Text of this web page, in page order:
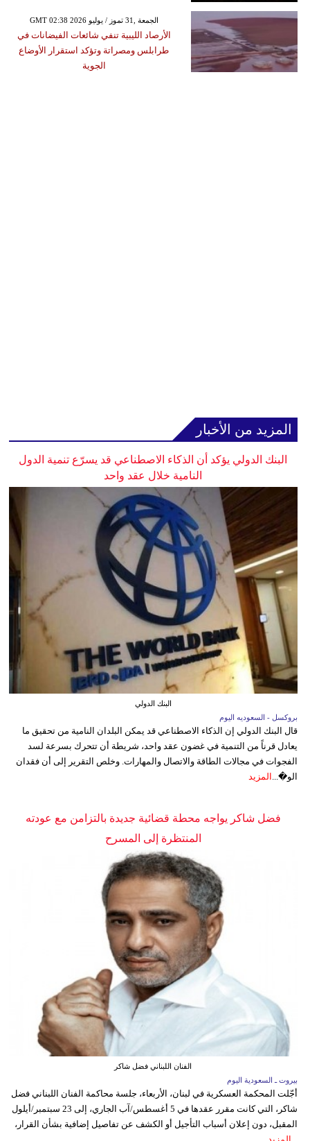
GMT 02:38 2026 الجمعة ,31 تموز / يوليو
الأرصاد الليبية تنفي شائعات الفيضانات في
طرابلس ومصراتة وتؤكد استقرار الأوضاع
الجوية
المزيد من الأخبار
البنك الدولي يؤكد أن الذكاء الاصطناعي قد يسرّع تنمية الدول
النامية خلال عقد واحد
البنك الدولي
بروكسل - السعوديه اليوم
قال البنك الدولي إن الذكاء الاصطناعي قد يمكن البلدان النامية من تحقيق ما
يعادل قرناً من التنمية في غضون عقد واحد، شريطة أن تتحرك بسرعة لسد
الفجوات في مجالات الطاقة والاتصال والمهارات. وخلص التقرير إلى أن فقدان
الو�... المزيد
فضل شاكر يواجه محطة قضائية جديدة بالتزامن مع عودته
المنتظرة إلى المسرح
الفنان اللبناني فضل شاكر
بيروت ـ السعودية اليوم
أجّلت المحكمة العسكرية في لبنان، الأربعاء، جلسة محاكمة الفنان اللبناني فضل
شاكر، التي كانت مقرر عقدها في 5 أغسطس/آب الجاري، إلى 23 سبتمبر/أيلول
المقبل، دون إعلان أسباب التأجيل أو الكشف عن تفاصيل إضافية بشأن القرار،